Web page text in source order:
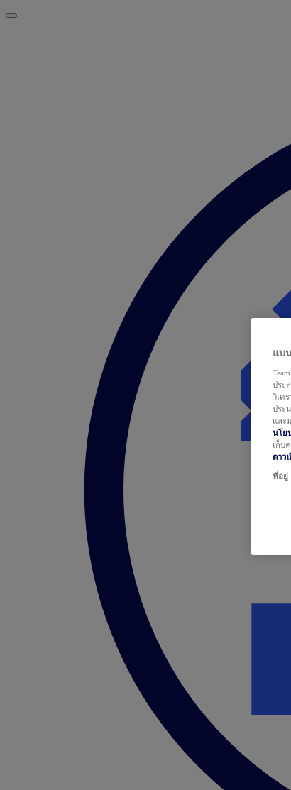
แบ
ประ
วิเค
ประ
และ
นโย
เก็บ
ดาว
ที่อยู่